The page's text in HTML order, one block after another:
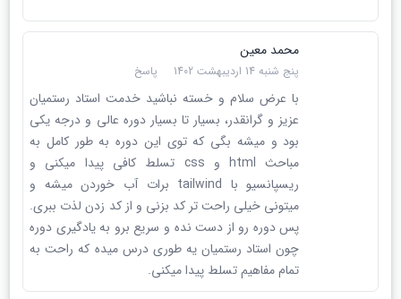
محمد معین
پنج شنبه 14 اردیبهشت 1402 پاسخ
با عرض سلام و خسته نباشید خدمت استاد رستمیان
عزیز و گرانقدر، بسیار تا بسیار دوره عالی و درجه یکی
بود و میشه بگی که توی این دوره به طور کامل به
مباحث html و css تسلط کافی پیدا میکنی و
ریسپانسیو با tailwind برات آب خوردن میشه و
میتونی خیلی راحت تر کد بزنی و از کد زدن لذت ببری.
پس دوره رو از دست نده و سریع برو به یادگیری دوره
چون استاد رستمیان یه طوری درس میده که راحت به
تمام مفاهیم تسلط پیدا میکنی.